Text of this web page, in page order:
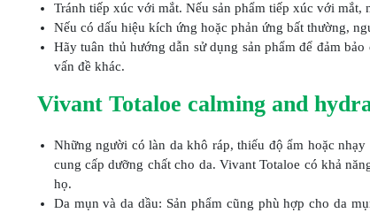
Tránh tiếp xúc với mắt. Nếu sản phẩm tiếp xúc với mắt,
Nếu có dấu hiệu kích ứng hoặc phản ứng bất thường,
Hãy tuân thủ hướng dẫn sử dụng sản phẩm để đảm
vấn đề khác.
Vivant Totaloe calming and
Những người có làn da khô ráp, thiếu độ ẩm hoặc
cung cấp dưỡng chất cho da. Vivant Totaloe có khả
họ.
Da mụn và da dầu: Sản phẩm cũng phù hợp cho da